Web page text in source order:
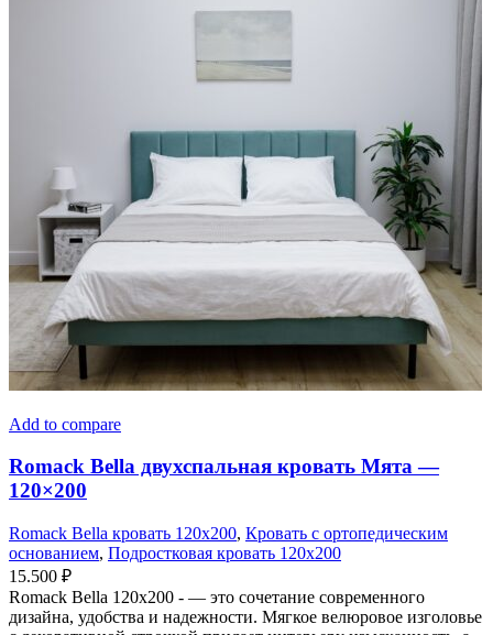
Add to compare
Romack Bella двухспальная кровать Мята —
120×200
Romack Bella кровать 120x200, Кровать с ортопедическим
основанием, Подростковая кровать 120x200
15.500 ₽
Romack Bella 120x200 - — это сочетание современного
дизайна, удобства и надежности. Мягкое велюровое изголовье